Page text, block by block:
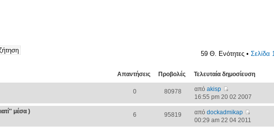
59 Θ. Ενότητες • Σελίδα
Απαντήσεις Προβολές
Τελευταία δημοσίευση
0 80978 απόakisp
16:55 pm 20 02 2007
μέσα )
6 95819 απόdockadmikap
00:29 am 22 04 2011